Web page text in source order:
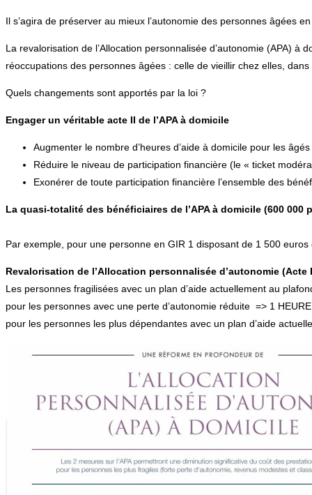
Il s’agira de préserver au mieux l’autonomie des personnes âgées
La revalorisation de l’Allocation personnalisée d’autonomie (APA)
réoccupations des personnes âgées : celle de vieillir chez elles,
Quels changements sont apportés par la loi ?
Engager un véritable acte II de l’APA à domicile
Augmenter le nombre d’heures d’aide à domicile pour les
Réduire le niveau de participation financière (le « ticket
Exonérer de toute participation financière l’ensemble des
La quasi-totalité des bénéficiaires de l’APA à domicile (600
Par exemple, pour une personne en GIR 1 disposant de 1 500
Revalorisation de l’Allocation personnalisée d’autonomie (Acte
Les personnes fragilisées avec un plan d’aide actuellement au
pour les personnes avec une perte d’autonomie réduite => 1
pour les personnes les plus dépendantes avec un plan d’aide